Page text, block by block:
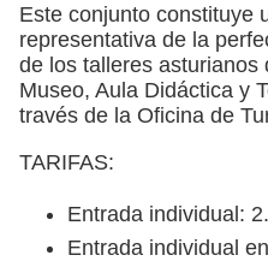
Este conjunto constituye
representativa de la
de los talleres asturianos
Museo, Aula Didáctica y
través de la Oficina de
TARIFAS:
Entrada individual:
Entrada individual